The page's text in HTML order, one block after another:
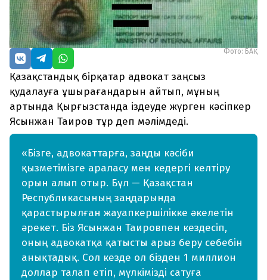
Фото: БАҚ
Қазақстандық бірқатар адвокат заңсыз
қудалауға ұшырағандарын айтып, мұның
артында Қырғызстанда іздеуде жүрген кәсіпкер
Ясынжан Таиров тұр деп мәлімдеді.
«Бізге, адвокаттарға, заңды кәсіби
қызметімізге араласу мен кедергі келтіру
орын алып отыр. Бұл — Қазақстан
Республикасының заңдарында
қарастырылған жауапкершілікке әкелетін
әрекет. Біз Ясынжан Таировпен кездесіп,
оның адвокатқа қатысты арыз беру себебін
анықтадық. Сол кезде ол бізден 1 миллион
доллар талап етіп, мүлкімізді сатуға